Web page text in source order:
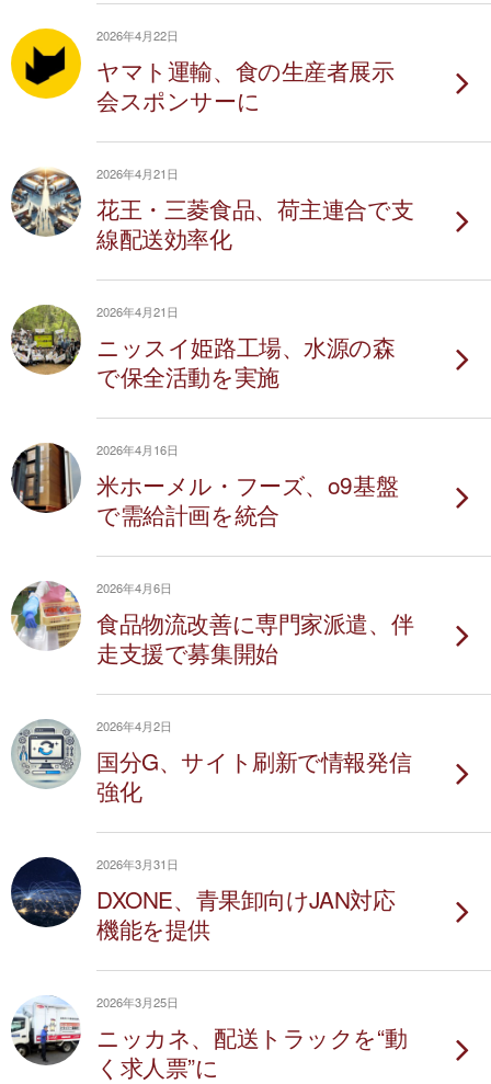
2026年4月22日
ヤマト運輸、食の生産者展示
会スポンサーに
2026年4月21日
花王・三菱食品、荷主連合で支
線配送効率化
2026年4月21日
ニッスイ姫路工場、水源の森
で保全活動を実施
2026年4月16日
米ホーメル・フーズ、o9基盤
で需給計画を統合
2026年4月6日
食品物流改善に専門家派遣、伴
走支援で募集開始
2026年4月2日
国分G、サイト刷新で情報発信
強化
2026年3月31日
DXONE、青果卸向けJAN対応
機能を提供
2026年3月25日
ニッカネ、配送トラックを“動
く求人票”に